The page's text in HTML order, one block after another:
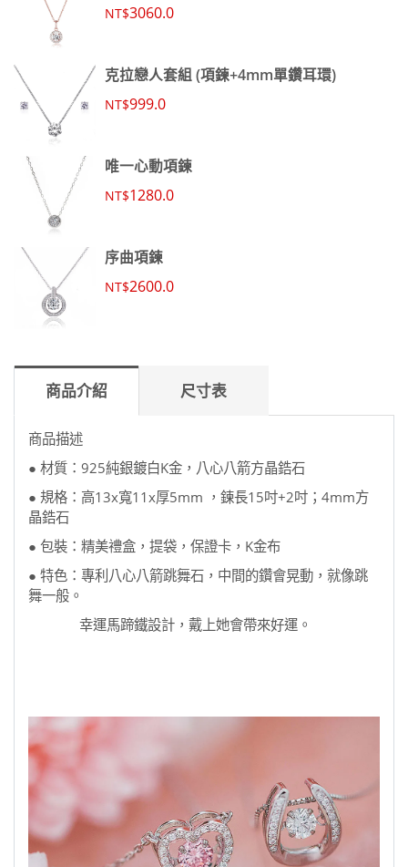
NT$3060.0
克拉戀人套組 (項鍊+4mm單鑽耳環)
NT$999.0
唯一心動項鍊
NT$1280.0
序曲項鍊
NT$2600.0
商品介紹 尺寸表
商品描述
● 材質：925純銀鍍白K金，八心八箭方晶鋯石
● 規格：高13x寬11x厚5mm ，鍊長15吋+2吋；4mm方
晶鋯石
● 包裝：精美禮盒，提袋，保證卡，K金布
● 特色：專利八心八箭跳舞石，中間的鑽會晃動，就像跳
舞一般。
幸運馬蹄鐵設計 ，戴上她會帶來好運 。